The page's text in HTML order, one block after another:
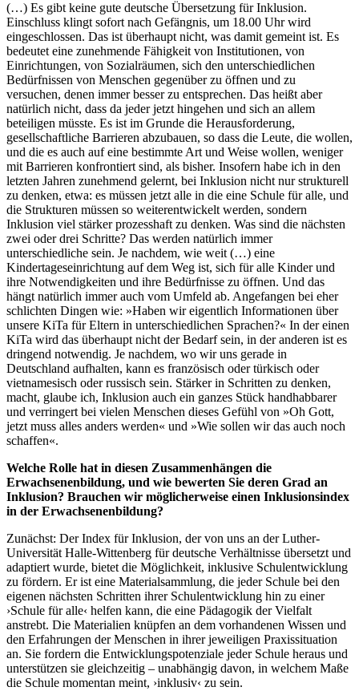
(…) Es gibt keine gute deutsche Übersetzung für Inklusion.
Einschluss klingt sofort nach Gefängnis, um 18.00 Uhr wird
eingeschlossen. Das ist überhaupt nicht, was damit gemeint ist. Es
bedeutet eine zunehmende Fähigkeit von Institutionen, von
Einrichtungen, von Sozialräumen, sich den unterschiedlichen
Bedürfnissen von Menschen gegenüber zu öffnen und zu
versuchen, denen immer besser zu entsprechen. Das heißt aber
natürlich nicht, dass da jeder jetzt hingehen und sich an allem
beteiligen müsste. Es ist im Grunde die Herausforderung,
gesellschaftliche Barrieren abzubauen, so dass die Leute, die wollen,
und die es auch auf eine bestimmte Art und Weise wollen, weniger
mit Barrieren konfrontiert sind, als bisher. Insofern habe ich in den
letzten Jahren zunehmend gelernt, bei Inklusion nicht nur strukturell
zu denken, etwa: es müssen jetzt alle in die eine Schule für alle, und
die Strukturen müssen so weiterentwickelt werden, sondern
Inklusion viel stärker prozesshaft zu denken. Was sind die nächsten
zwei oder drei Schritte? Das werden natürlich immer
unterschiedliche sein. Je nachdem, wie weit (…) eine
Kindertageseinrichtung auf dem Weg ist, sich für alle Kinder und
ihre Notwendigkeiten und ihre Bedürfnisse zu öffnen. Und das
hängt natürlich immer auch vom Umfeld ab. Angefangen bei eher
schlichten Dingen wie: »Haben wir eigentlich Informationen über
unsere KiTa für Eltern in unterschiedlichen Sprachen?« In der einen
KiTa wird das überhaupt nicht der Bedarf sein, in der anderen ist es
dringend notwendig. Je nachdem, wo wir uns gerade in
Deutschland aufhalten, kann es französisch oder türkisch oder
vietnamesisch oder russisch sein. Stärker in Schritten zu denken,
macht, glaube ich, Inklusion auch ein ganzes Stück handhabbarer
und verringert bei vielen Menschen dieses Gefühl von »Oh Gott,
jetzt muss alles anders werden« und »Wie sollen wir das auch noch
schaffen«.
Welche Rolle hat in diesen Zusammenhängen die
Erwachsenenbildung, und wie bewerten Sie deren Grad an
Inklusion? Brauchen wir möglicherweise einen Inklusionsindex
in der Erwachsenenbildung?
Zunächst: Der Index für Inklusion, der von uns an der Luther-
Universität Halle-Wittenberg für deutsche Verhältnisse übersetzt und
adaptiert wurde, bietet die Möglichkeit, inklusive Schulentwicklung
zu fördern. Er ist eine Materialsammlung, die jeder Schule bei den
eigenen nächsten Schritten ihrer Schulentwicklung hin zu einer
›Schule für alle‹ helfen kann, die eine Pädagogik der Vielfalt
anstrebt. Die Materialien knüpfen an dem vorhandenen Wissen und
den Erfahrungen der Menschen in ihrer jeweiligen Praxissituation
an. Sie fordern die Entwicklungspotenziale jeder Schule heraus und
unterstützen sie gleichzeitig – unabhängig davon, in welchem Maße
die Schule momentan meint, ›inklusiv‹ zu sein.